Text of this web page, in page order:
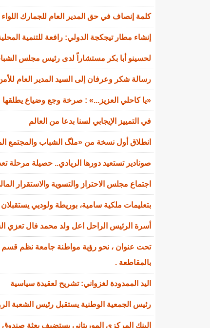
كلمة إنصاف في حق المدير العام للجمارك
إنشاء مطار تيجكجة الدولي: رافعة للتنمية
لحسينو أبا بكر مستشاراً لدى رئيس مجلس
رسالة شكر وعرفان إلى السيد المدير العام
«يا كاحلي العزيز...» : صرخة وجع وضياع يطلقها
في التمييز الإيجابي لسنا بدعا من العالم
انطلاق أول نسخة من «ملگ الشباب والمجتمع
صونادير تستعيد دورها الريادي.. حصيلة مرحلة
اجتماع مجلس الاحتراز والتسوية والاستقرار
بتعليمات ملكية سامية، بوريطة ولوديي
أسرة الرئيس الراحل اعل ولد محمد فال تعزي
تحت عنوان ، نحو رؤية مواطنة جامعة نظم قسم
بالمقاطعة .
اليد الممدودة لغزواني: تشريح لعقيدة سياسية
رئيس الجمعية الوطنية يستقبل رئيس الشعبة
البنك المركزي الموريتاني يستضيف بعثة صندوق